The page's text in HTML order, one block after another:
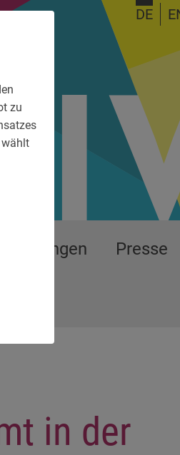
zu
wählt
DE
Presse
in der